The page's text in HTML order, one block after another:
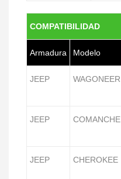
COMPATIBILIDAD
Armadura Modelo
JEEP WAGONEER
JEEP COMANCHE
JEEP CHEROKEE